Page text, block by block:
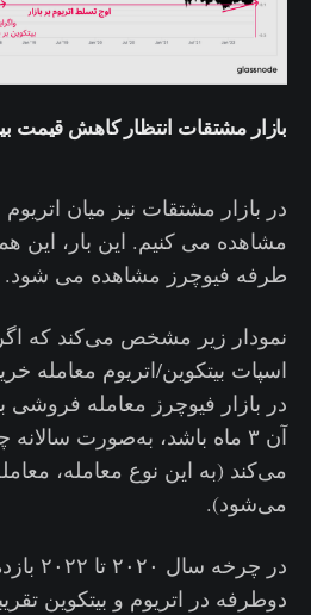
بازار مشتقات انتظار کاهش قیمت
در بازار مشتقات نیز میان
مشاهده می کنیم. این بار، این
طرفه فیوچرز مشاهده می شود.
نمودار زیر مشخص می‌کند که اگر
اسپات بیتکوین/اتریوم معامله
در بازار فیوچرز معامله فروشی
آن ۳ ماه باشد، به‌صورت
می‌کند (به این نوع معامله،
می‌شود).
در
دوطرفه در اتریوم و بیتکوین